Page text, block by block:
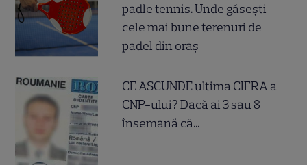
padle tennis. Unde găsești
cele mai bune terenuri de
padel din oraș
CE ASCUNDE ultima CIFRA a
CNP-ului? Dacă ai 3 sau 8
însemană că...